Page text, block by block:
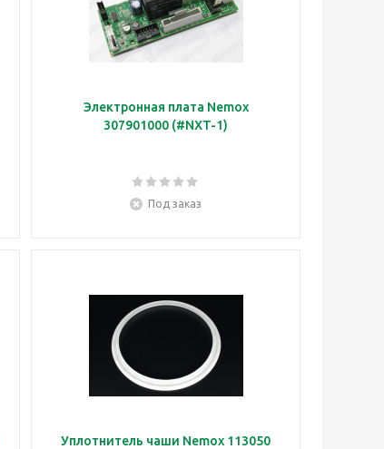
Электронная плата Nemox
307901000 (#NXT-1)
Под заказ
Уплотнитель чаши Nemox 113050